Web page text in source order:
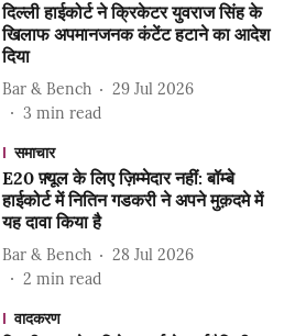
दिल्ली हाईकोर्ट ने क्रिकेटर युवराज सिंह के
खिलाफ अपमानजनक कंटेंट हटाने का आदेश
दिया
Bar & Bench
29 Jul 2026
3 min read
समाचार
E20 फ़्यूल के लिए ज़िम्मेदार नहीं: बॉम्बे
हाईकोर्ट में नितिन गडकरी ने अपने मुक़दमे में
यह दावा किया है
Bar & Bench
28 Jul 2026
2 min read
वादकरण